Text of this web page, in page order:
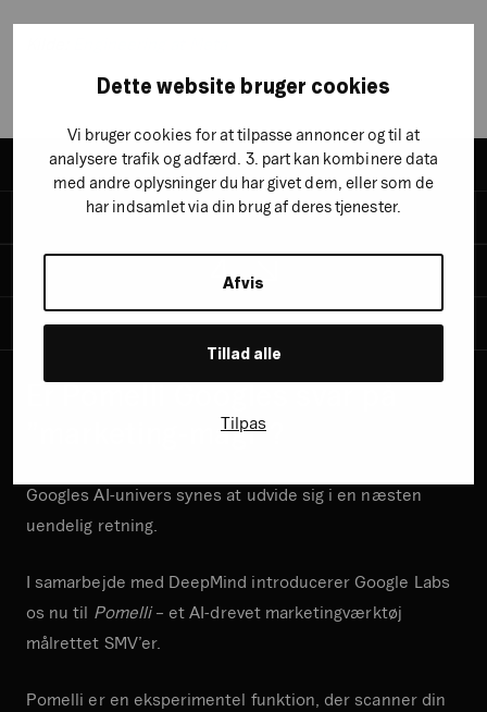
Dette website bruger cookies
Vi bruger cookies for at tilpasse annoncer og til at
analysere trafik og adfærd. 3. part kan kombinere data
med andre oplysninger du har givet dem, eller som de
har indsamlet via din brug af deres tjenester.
Afvis
Tillad alle
Tilpas
”marketing-magi”?
Googles AI-univers synes at udvide sig i en næsten
uendelig retning.
I samarbejde med DeepMind introducerer Google Labs
os nu til Pomelli– et AI-drevet marketingværktøj
målrettet SMV’er.
Pomelli er en eksperimentel funktion, der scanner din